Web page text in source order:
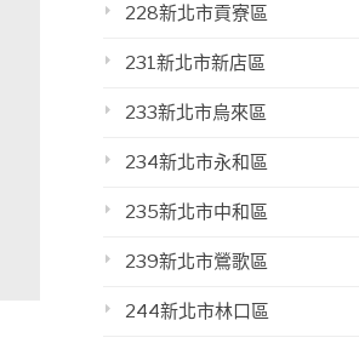
228新北市貢寮區
231新北市新店區
233新北市烏來區
234新北市永和區
235新北市中和區
239新北市鶯歌區
244新北市林口區